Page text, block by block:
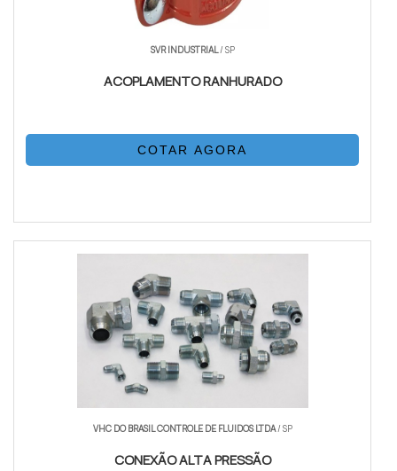
SVR INDUSTRIAL/ SP
ACOPLAMENTO RANHURADO
COTAR AGORA
VHC DO BRASIL CONTROLE DE FLUIDOS LTDA/ SP
CONEXÃO ALTA PRESSÃO